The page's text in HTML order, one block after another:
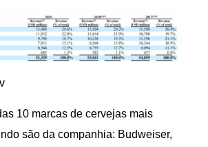
10 marcas de cervejas mais
são da companhia: Budweiser,